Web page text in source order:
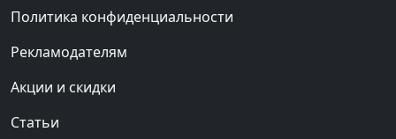
Политика конфиденциальности
Рекламодателям
Акции и скидки
Статьи